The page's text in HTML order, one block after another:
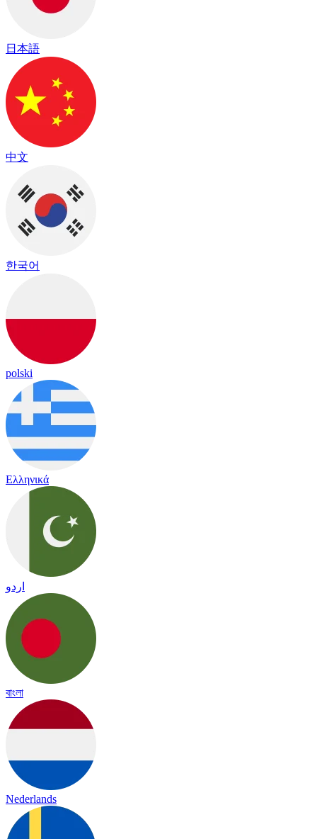
日本語
中文
한국어
polski
Ελληνικά
اردو
বাংলা
Nederlands